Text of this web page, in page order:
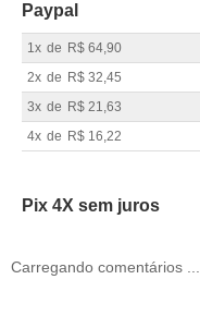
Paypal
1x de R$ 64,90
2x de R$ 32,45
3x de R$ 21,63
4x de R$ 16,22
Pix 4X sem juros
Carregando comentários ...